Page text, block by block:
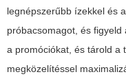
legnépszerűbb ízekkel és
próbacsomagot, és figyeld
a promóciókat, és tárold a
megközelítéssel